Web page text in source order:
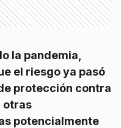
la pandemia,
el riesgo ya pasó
protección contra
otras
potencialmente